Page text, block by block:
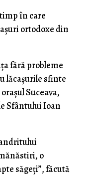
în care
ortodoxe din
fără probleme
lăcașurile sfinte
Suceava,
Sfântului Ioan
o
săgeți”, făcută